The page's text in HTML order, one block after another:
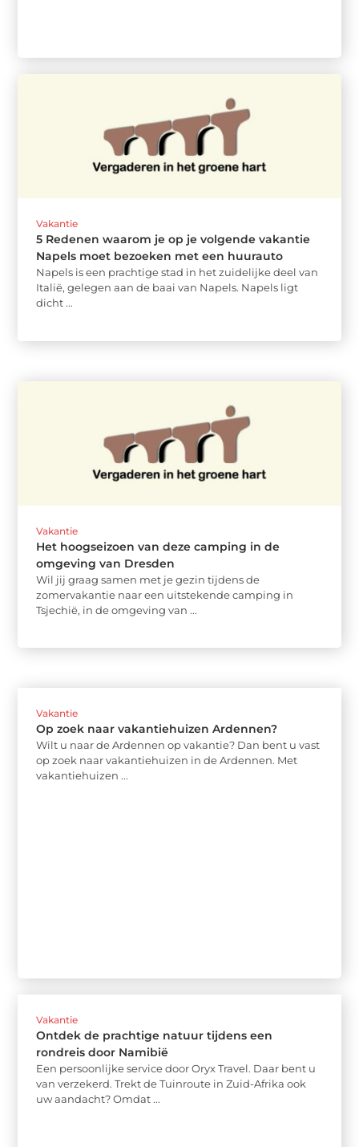
Vakantie
5 Redenen waarom je op je volgende vakantie
Napels moet bezoeken met een huurauto
Napels is een prachtige stad in het zuidelijke deel van
Italië, gelegen aan de baai van Napels. Napels ligt
dicht ...
Vakantie
Het hoogseizoen van deze camping in de
omgeving van Dresden
Wil jij graag samen met je gezin tijdens de
zomervakantie naar een uitstekende camping in
Tsjechië, in de omgeving van ...
Vakantie
Op zoek naar vakantiehuizen Ardennen?
Wilt u naar de Ardennen op vakantie? Dan bent u vast
op zoek naar vakantiehuizen in de Ardennen. Met
vakantiehuizen ...
Vakantie
Ontdek de prachtige natuur tijdens een
rondreis door Namibië
Een persoonlijke service door Oryx Travel. Daar bent u
van verzekerd. Trekt de Tuinroute in Zuid-Afrika ook
uw aandacht? Omdat ...